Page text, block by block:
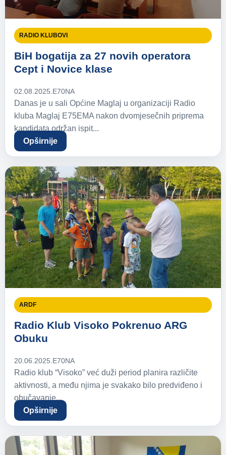
RADIO KLUBOVI
BiH bogatija za 27 novih operatora
Cept i Novice klase
02.08.2025. E70NA
Danas je u sali Općine Maglaj u organizaciji Radio
kluba Maglaj E75EMA nakon dvomjesečnih priprema
kandidata održan ispit...
Opširnije
ARDF
Radio Klub Visoko Pokrenuo ARG
Obuku
20.06.2025. E70NA
Radio klub “Visoko” već duži period planira različite
aktivnosti, a među njima je svakako bilo predviđeno i
obučavanje...
Opširnije